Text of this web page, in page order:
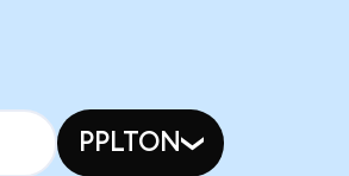
PPLTON